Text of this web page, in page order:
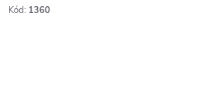
Kód: 1360